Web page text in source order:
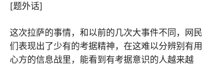
[题外话]
这次拉萨的事情，和以前的几次大事件不同，网民
们表现出了少有的考据精神，在这难以分辨别有用
心方的信息战里，能看到有考据意识的人越来越